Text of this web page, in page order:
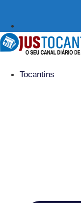
Tocantins